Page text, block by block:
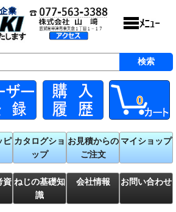
0
ピ カタログショ
ップ
お見積からの
ご注文
マイショップ
資 ねじの基礎知
識
会社情報 お問い合わせ